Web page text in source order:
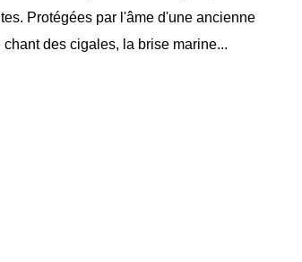
Protégées par l'âme d'une ancienne
des cigales, la brise marine...